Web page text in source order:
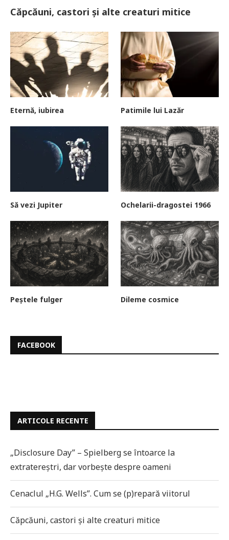
Căpcăuni, castori și alte creaturi mitice
Eternă, iubirea Patimile lui Lazăr
Să vezi Jupiter Ochelarii-dragostei 1966
Peștele fulger Dileme cosmice
FACEBOOK
ARTICOLE RECENTE
„Disclosure Day” – Spielberg se întoarce la
extratereștri, dar vorbește despre oameni
Cenaclul „H.G. Wells”. Cum se (p)repară viitorul
Căpcăuni, castori și alte creaturi mitice